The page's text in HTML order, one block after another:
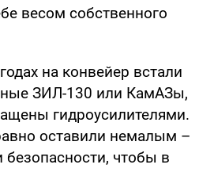
весом собственного
на конвейер встали
ЗИЛ-130 или КамАЗы,
гидроусилителями.
оставили немалым –
безопасности, чтобы в